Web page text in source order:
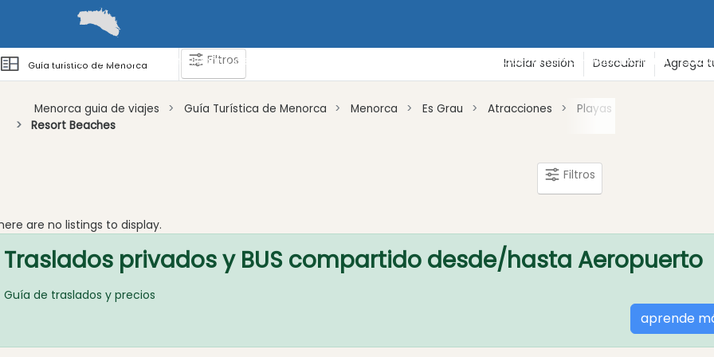
Guías Barcos Cómo llegar y desplazarse Gastronomía - Vida nocturna -
Guía turístico de Menorca Filtros Iniciar sesión Descubrir Agrega
Beach
Playa
Vírgene
Actividad
y
Menorca guia de viajes Guía Turística de Menorca Menorca Es Grau Atracciones
Playas
Resort Beaches
Filtros
are no listings to display.
Traslados privados y BUS compartido desde/hasta Aeropuerto
Guía de traslados y precios
aprende